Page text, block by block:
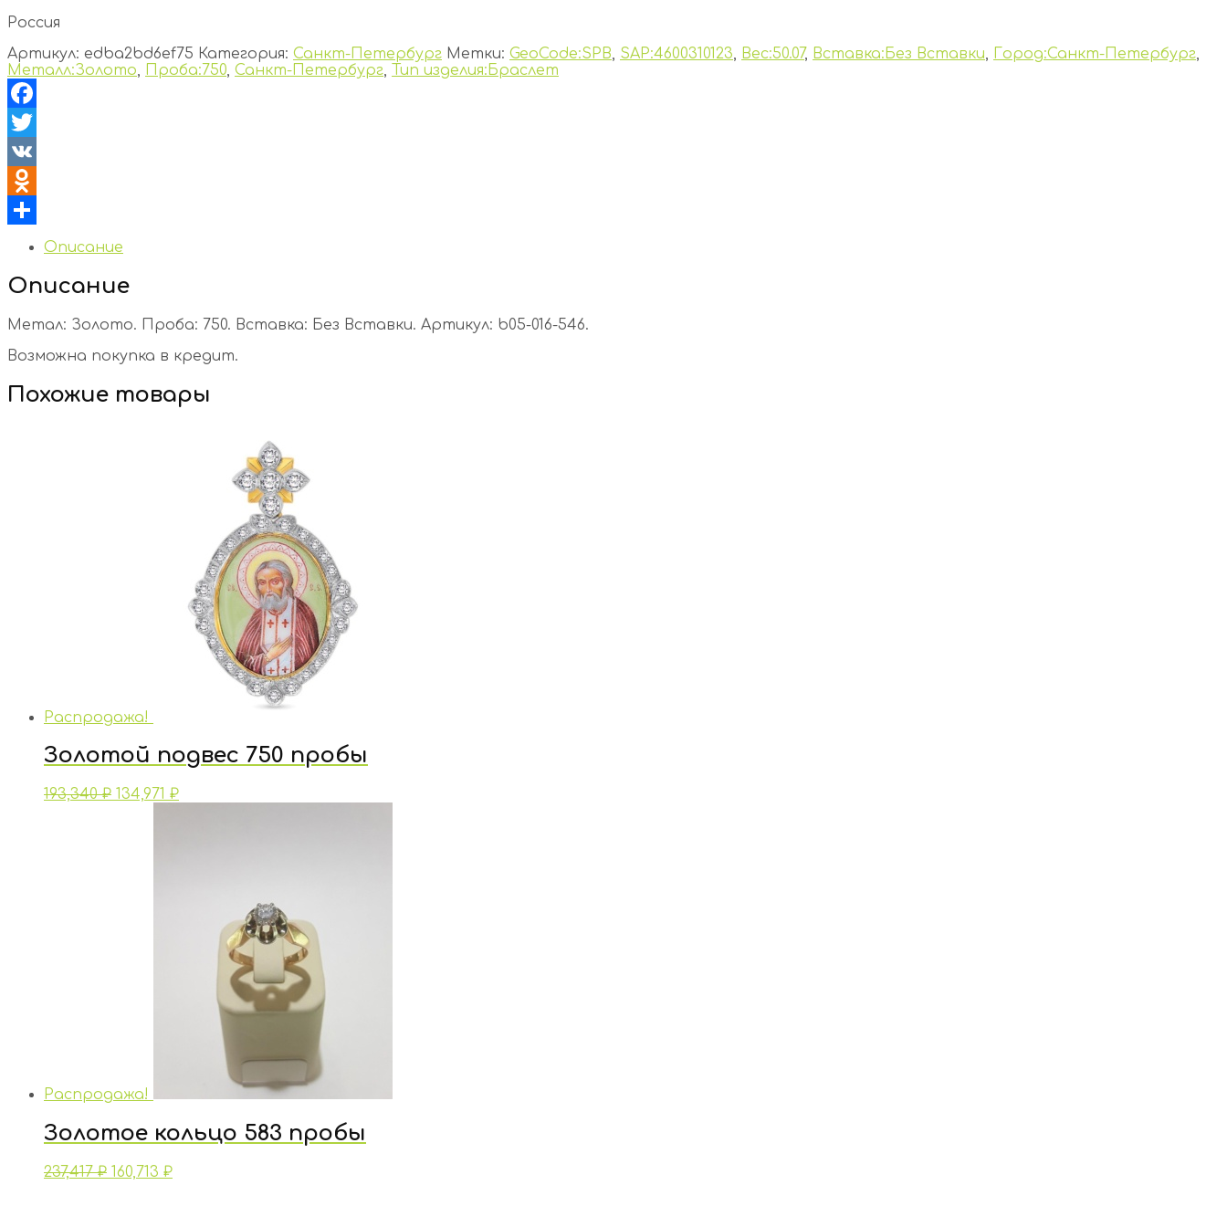
Россия
Артикул: edba2bd6ef75 Категория: Санкт-Петербург Метки: GeoCode:SPB, SAP:4600310123, Вес:50.07, Вставка:Без Вставки, Город:Санкт-Петербург,
Металл:Золото, Проба:750, Санкт-Петербург, Тип изделия:Браслет
Facebook
Twitter
VK
Odnoklassniki
Отправить
Описание
Описание
Метал: Золото. Проба: 750. Вставка: Без Вставки. Артикул: b05-016-546.
Возможна покупка в кредит.
Похожие товары
Распродажа!
Золотой подвес 750 пробы
193,340₽ 134,971 ₽
Распродажа!
Золотое кольцо 583 пробы
237,417₽ 160,713 ₽